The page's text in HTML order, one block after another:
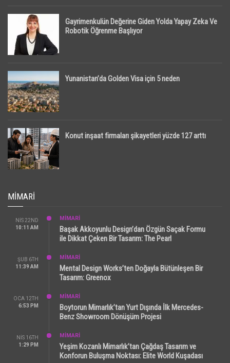
Gayrimenkulün Değerine Giden Yolda Yapay Zeka Ve
Robotik Öğrenme Başlıyor
Yunanistan’da Golden Visa için 5 neden
Konut inşaat firmaları şikayetleri yüzde 127 arttı
MIMARI
NIS 22ND
10:11 AM
MİMARİ
Başak Akkoyunlu Design’dan Özgün Saçak Formu
ile Dikkat Çeken Bir Tasarım: The Pearl
ŞUB 6TH
11:39 AM
MİMARİ
Mental Design Works’ten Doğayla Bütünleşen Bir
Tasarım: Greenox
OCA 12TH
6:53 PM
MİMARİ
Boytorun Mimarlık’tan Yurt Dışında İlk Mercedes-
Benz Showroom Dönüşüm Projesi
NIS 16TH
1:29 PM
MİMARİ
Yeşim Kozanlı Mimarlık’tan Çağdaş Tasarım ve
Konforun Buluşma Noktası: Elite World Kuşadası